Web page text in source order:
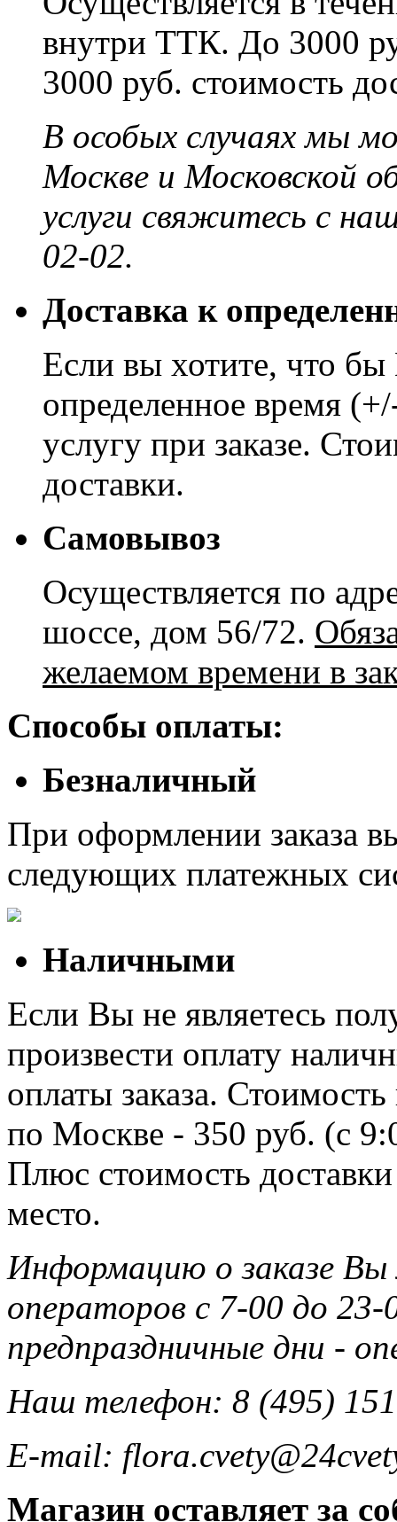
внутри ТТК. До 3000
3000 руб. стоимость
В особых случаях мы
Москве и Московской
услуги свяжитесь с
02-02.
Доставка к
Если вы хотите, что
определенное время
услугу при заказе.
доставки.
Самовывоз
Осуществляется по
шоссе, дом 56/72.
желаемом времени в
Способы оплаты:
Безналичный
При оформлении заказа
следующих платежных
Наличными
Если Вы не являетесь
произвести оплату
оплаты заказа.
по Москве - 350 руб. (с
Плюс стоимость
место.
Информацию о заказе
операторов с 7-00 до 23-
предпраздничные дни -
Наш телефон: 8 (495)
E-mail:
Магазин оставляет за